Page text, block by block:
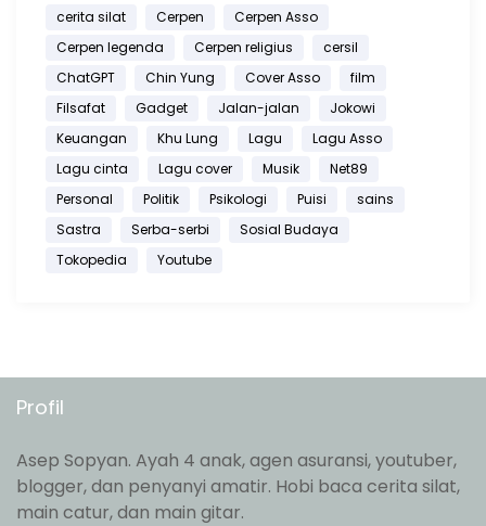
cerita silat
Cerpen
Cerpen Asso
Cerpen legenda
Cerpen religius
cersil
ChatGPT
Chin Yung Cover Asso
film
Filsafat
Gadget Jalan-jalan
Jokowi
Keuangan
Khu Lung Lagu
Lagu Asso
Lagu cinta
Lagu cover Musik
Net89
Personal
Politik Psikologi Puisi
sains
Sastra
Serba-serbi
Sosial Budaya
Tokopedia
Youtube
Profil
Asep Sopyan. Ayah 4 anak, agen asuransi, youtuber,
blogger, dan penyanyi amatir. Hobi baca cerita silat,
main catur, dan main gitar.